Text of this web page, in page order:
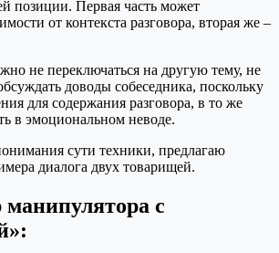
позиции. Первая часть может
от контекста разговора, вторая же –
не переключаться на другую тему, не
доводы собеседника, поскольку
для содержания разговора, в то же
в эмоциональном неводе.
сути техники, предлагаю
диалога двух товарищей.
манипулятора с